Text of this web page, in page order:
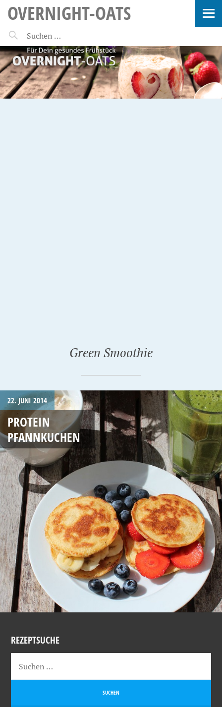
OVERNIGHT-OATS
Green Smoothie
22. JUNI 2014
PROTEIN
PFANNKUCHEN
REZEPTSUCHE